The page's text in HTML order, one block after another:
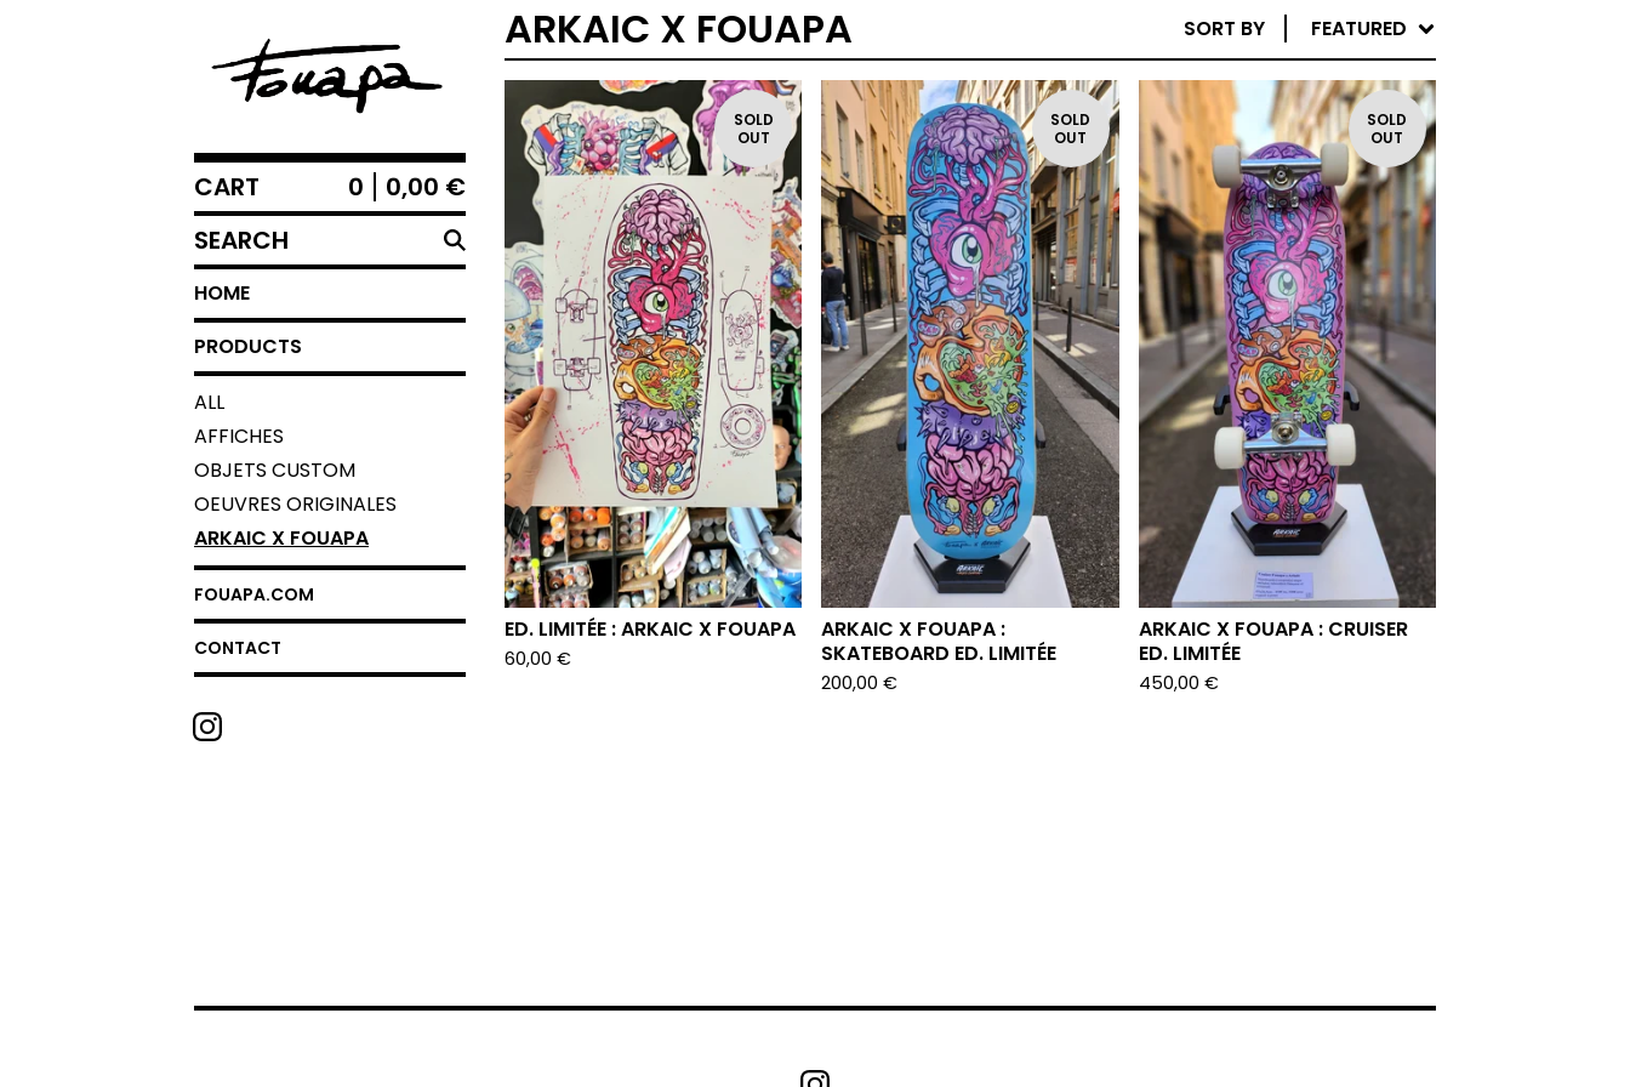
CART 0 0,00 €
SEARCH
HOME
PRODUCTS
ALL
AFFICHES
OBJETS CUSTOM
OEUVRES ORIGINALES
ARKAIC X FOUAPA
FOUAPA.COM
CONTACT
ARKAIC X FOUAPA SORT BY FEATURED
SOLD
OUT
ED. LIMITÉE : ARKAIC X FOUAPA
60,00 €
SOLD
OUT
ARKAIC X FOUAPA :
SKATEBOARD ED. LIMITÉE
200,00€
SOLD
OUT
ARKAIC X FOUAPA : CRUISER
ED. LIMITÉE
450,00 €